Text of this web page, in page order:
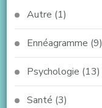
Autre (1)
Ennéagramme (9)
Psychologie (13)
Santé (3)